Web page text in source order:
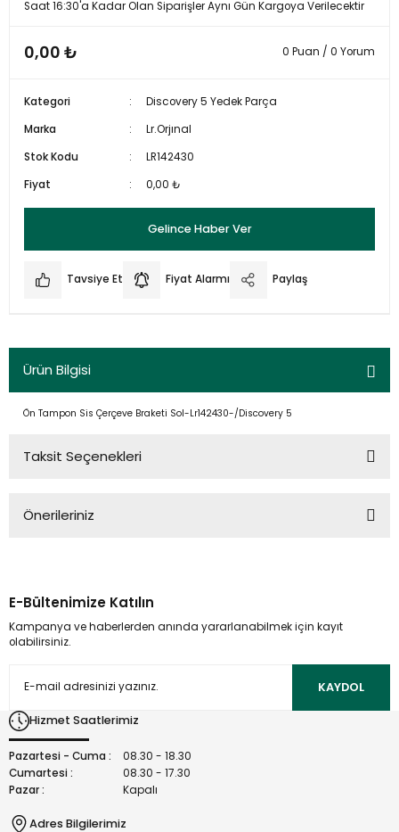
Saat 16:30'a Kadar Olan Siparişler Aynı Gün Kargoya Verilecektir
0,00 ₺ 0 Puan / 0 Yorum
Kategori
Discovery 5 Yedek Parça
Marka
Lr.Orjınal
Stok Kodu
LR142430
Fiyat
0,00 ₺
Gelince Haber Ver
Tavsiye Et Fiyat Alarmı Paylaş
Ürün Bilgisi
Ön Tampon Sis Çerçeve Braketi Sol-Lr142430-/Discovery 5
Taksit Seçenekleri
Önerileriniz
kullanarak tarafımıza iletebilirsiniz.
Görüş ve önerileriniz için teşekkür ederiz.
Ürün açıklamasında eksik bilgiler bulunuyor.
Bu ürüne benzer farklı alternatifler olmalı.
E-Bültenimize Katılın
Kampanya ve haberlerden anında yararlanabilmek için kayıt
olabilirsiniz.
KAYDOL
Hizmet Saatlerimiz
Pazartesi - Cuma :
08.30 - 18.30
Cumartesi :
08.30 - 17.30
Pazar :
Kapalı
Adres Bilgilerimiz